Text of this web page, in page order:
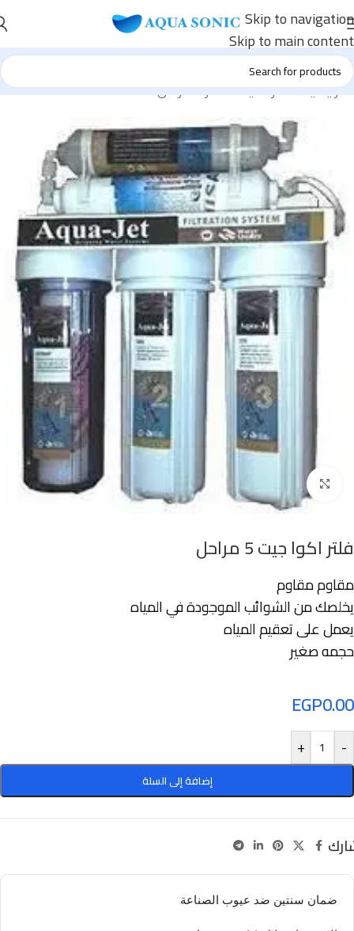
Skip to navigation
Skip to main content
الرئيسية/فلاتر المياه/فلاتر 5 مراحل
Click to enlarge
فلتر اكوا جيت 5 مراحل
مقاوم مقاوم
يخلصك من الشوائب الموجودة في المياه
يعمل على تعقيم المياه
حجمه صغير
EGP0.00
-
+
إضافة إلى السلة
ضمان سنتين ضد عيوب الصناعة